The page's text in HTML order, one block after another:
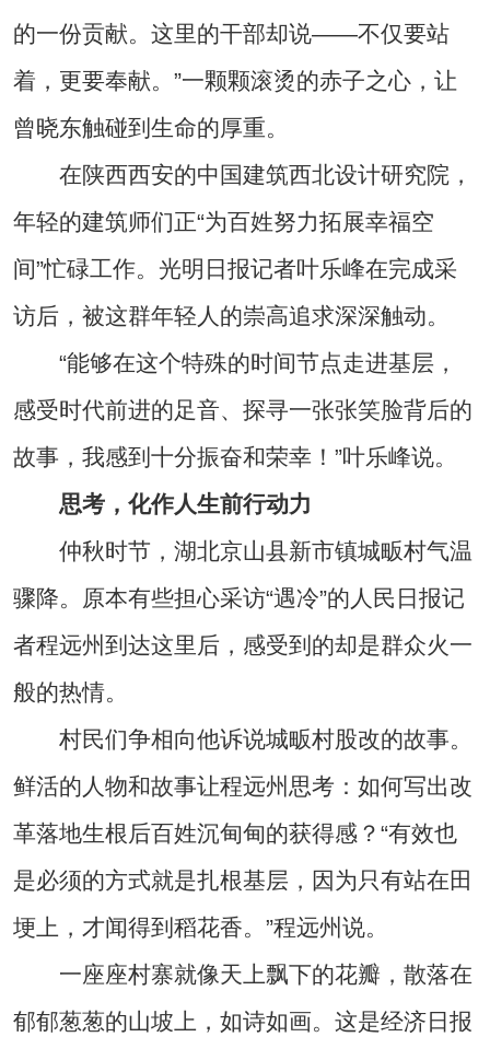
的一份贡献。这里的干部却说——不仅要站
着，更要奉献。”一颗颗滚烫的赤子之心，让
曾晓东触碰到生命的厚重。
在陕西西安的中国建筑西北设计研究院，
年轻的建筑师们正“为百姓努力拓展幸福空
间”忙碌工作。光明日报记者叶乐峰在完成采
访后，被这群年轻人的崇高追求深深触动。
“能够在这个特殊的时间节点走进基层，
感受时代前进的足音、探寻一张张笑脸背后的
故事，我感到十分振奋和荣幸！”叶乐峰说。
思考，化作人生前行动力
仲秋时节，湖北京山县新市镇城畈村气温
骤降。原本有些担心采访“遇冷”的人民日报记
者程远州到达这里后，感受到的却是群众火一
般的热情。
村民们争相向他诉说城畈村股改的故事。
鲜活的人物和故事让程远州思考：如何写出改
革落地生根后百姓沉甸甸的获得感？“有效也
是必须的方式就是扎根基层，因为只有站在田
埂上，才闻得到稻花香。”程远州说。
一座座村寨就像天上飘下的花瓣，散落在
郁郁葱葱的山坡上，如诗如画。这是经济日报